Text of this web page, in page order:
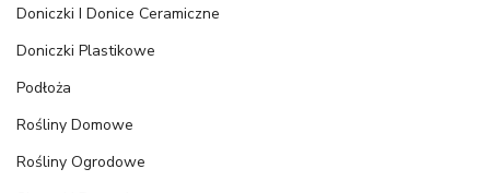
Doniczki I Donice Ceramiczne
Doniczki Plastikowe
Podłoża
Rośliny Domowe
Rośliny Ogrodowe